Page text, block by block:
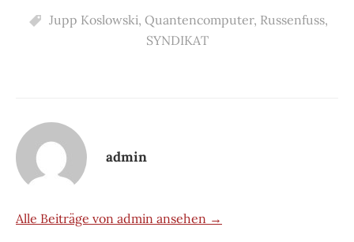
Jupp Koslowski, Quantencomputer, Russenfuss,
SYNDIKAT
admin
Alle Beiträge von admin ansehen →